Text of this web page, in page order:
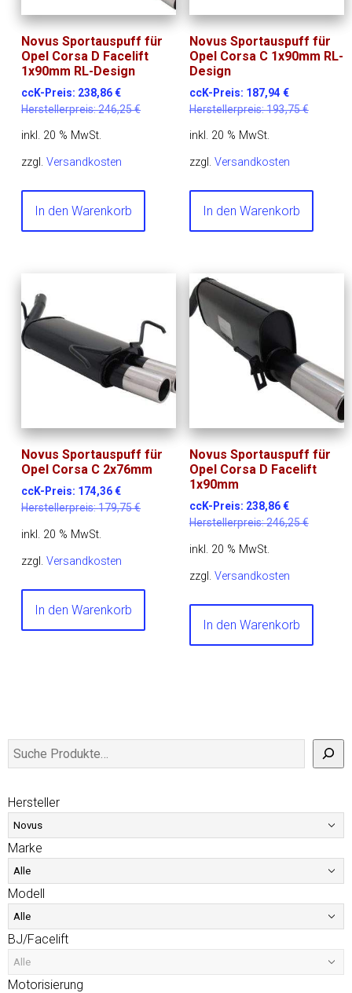
Novus Sportauspuff für
Opel Corsa D Facelift
1x90mm RL-Design
ccK-Preis: 238,86€
Herstellerpreis:246,25€
inkl. 20 % MwSt.
zzgl.Versandkosten
In den Warenkorb
Novus Sportauspuff für
Opel Corsa C 1x90mm RL-
Design
ccK-Preis: 187,94 €
Herstellerpreis:193,75€
inkl. 20 % MwSt.
zzgl. Versandkosten
In den Warenkorb
Novus Sportauspuff für
Opel Corsa C 2x76mm
ccK-Preis: 174,36€
Herstellerpreis:179,75€
inkl. 20 % MwSt.
zzgl.Versandkosten
In den Warenkorb
Novus Sportauspuff für
Opel Corsa D Facelift
1x90mm
ccK-Preis: 238,86€
Herstellerpreis:246,25€
inkl. 20 % MwSt.
zzgl. Versandkosten
In den Warenkorb
Hersteller
Marke
Modell
BJ/Facelift
Motorisierung